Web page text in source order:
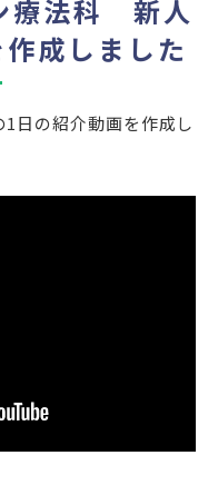
療法科 新人
成しました
日の紹介動画を作成し